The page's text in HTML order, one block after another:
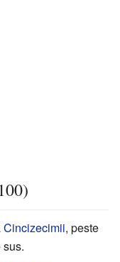
Cincizecimii, peste